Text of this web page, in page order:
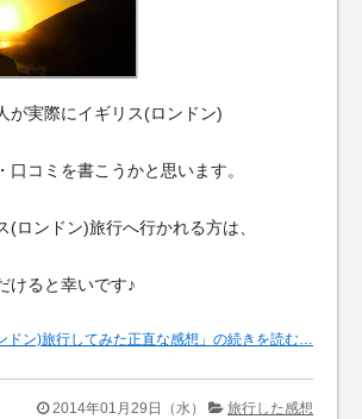
が実際にイギリス(ロンドン)
口コミを書こうかと思います。
(ロンドン)旅行へ行かれる方は、
けると幸いです♪
ドン)旅行してみた正直な感想」の続きを読む…
2014年01月29日（水） 旅行した感想